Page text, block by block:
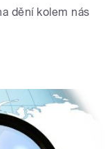
dění kolem nás